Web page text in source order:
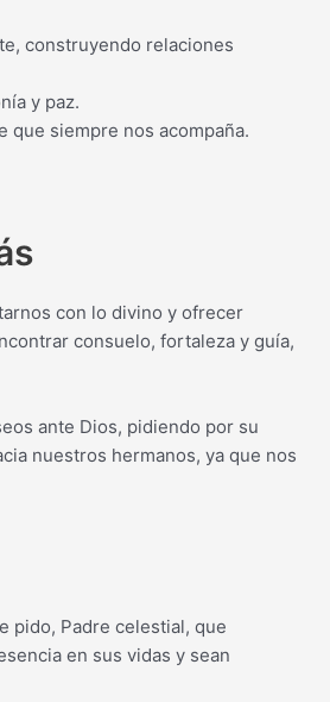
construyendo relaciones
y paz.
que siempre nos acompaña.
con lo divino y ofrecer
consuelo, fortaleza y guía,
ante Dios, pidiendo por su
nuestros hermanos, ya que nos
pido, Padre celestial, que
en sus vidas y sean